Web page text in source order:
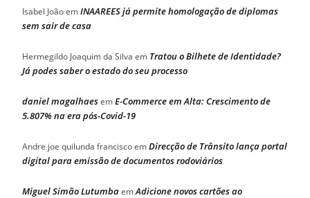
Isabel JoãoemINAAREES já permite homologação de diplomas
sem sair de casa
Hermegildo Joaquim da Silva em Tratou o Bilhete de Identidade?
Já podes saber o estado do seu processo
daniel magalhaesemE-Commerce em Alta: Crescimento de
5.807% na era pós-Covid-19
Andre joe quilunda franciscoemDirecção de Trânsito lança portal
digital para emissão de documentos rodoviários
Miguel Simão LutumbaemAdicione novos cartões ao